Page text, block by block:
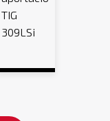
TIG
309LSi